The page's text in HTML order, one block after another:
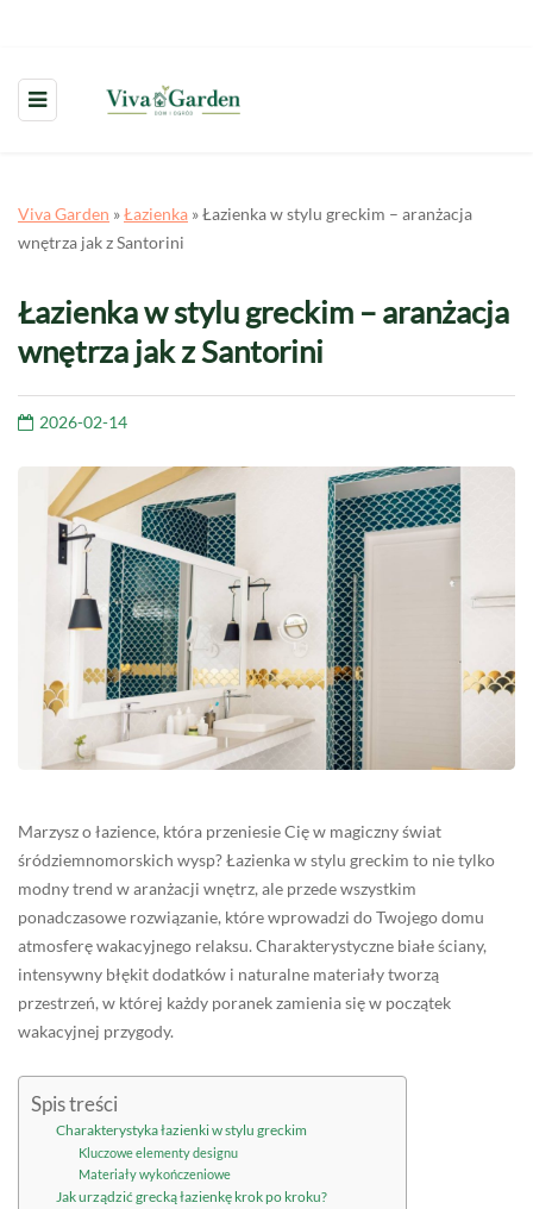
Viva Garden »Łazienka »Łazienka w stylu greckim – aranżacja
wnętrza jak z Santorini
Łazienka w stylu greckim – aranżacja
wnętrza jak z Santorini
2026-02-14
Marzysz o łazience, która przeniesie Cię w magiczny świat
śródziemnomorskich wysp? Łazienka w stylu greckim to nie tylko
modny trend w aranżacji wnętrz, ale przede wszystkim
ponadczasowe rozwiązanie, które wprowadzi do Twojego domu
atmosferę wakacyjnego relaksu. Charakterystyczne białe ściany,
intensywny błękit dodatków i naturalne materiały tworzą
przestrzeń, w której każdy poranek zamienia się w początek
wakacyjnej przygody.
Spis treści
Charakterystyka łazienki w stylu greckim
Kluczowe elementy designu
Materiały wykończeniowe
Jak urządzić grecką łazienkę krok po kroku?